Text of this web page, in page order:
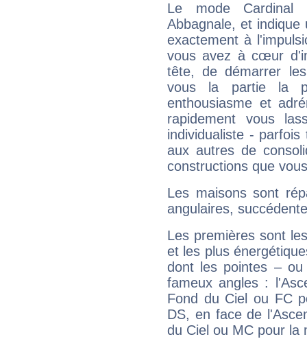
Le mode Cardinal
Abbagnale, et
exactement à
vous avez à cœur
tête, de démarrer
vous la partie la
enthousiasme et
rapidement vous
individualiste -
aux autres de
constructions que
Les maisons sont
angulaires,
Les premières sont
et les plus
dont les pointes –
fameux angles :
Fond du Ciel ou FC
DS, en face de
du Ciel ou MC pour la